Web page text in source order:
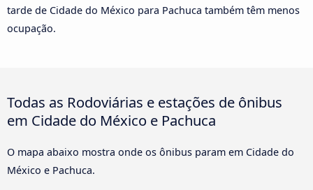
tarde de Cidade do México para Pachuca também têm menos
ocupação.
Todas as Rodoviárias e estações de ônibus
em Cidade do México e Pachuca
O mapa abaixo mostra onde os ônibus param em Cidade do
México e Pachuca.